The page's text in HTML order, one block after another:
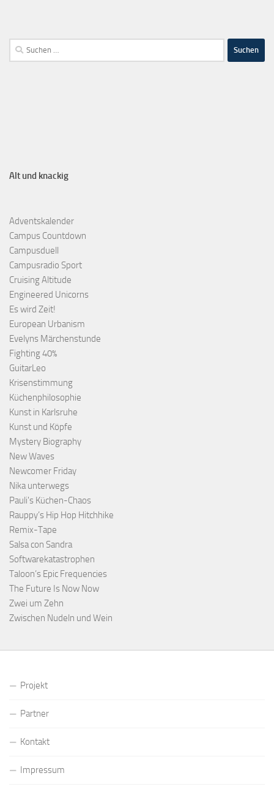
Alt und knackig
Adventskalender
Campus Countdown
Campusduell
Campusradio Sport
Cruising Altitude
Engineered Unicorns
Es wird Zeit!
European Urbanism
Evelyns Märchenstunde
Fighting 40%
GuitarLeo
Krisenstimmung
Küchenphilosophie
Kunst in Karlsruhe
Kunst und Köpfe
Mystery Biography
New Waves
Newcomer Friday
Nika unterwegs
Pauli's Küchen-Chaos
Rauppy’s Hip Hop Hitchhike
Remix-Tape
Salsa con Sandra
Softwarekatastrophen
Taloon’s Epic Frequencies
The Future Is Now Now
Zwei um Zehn
Zwischen Nudeln und Wein
Projekt
Partner
Kontakt
Impressum